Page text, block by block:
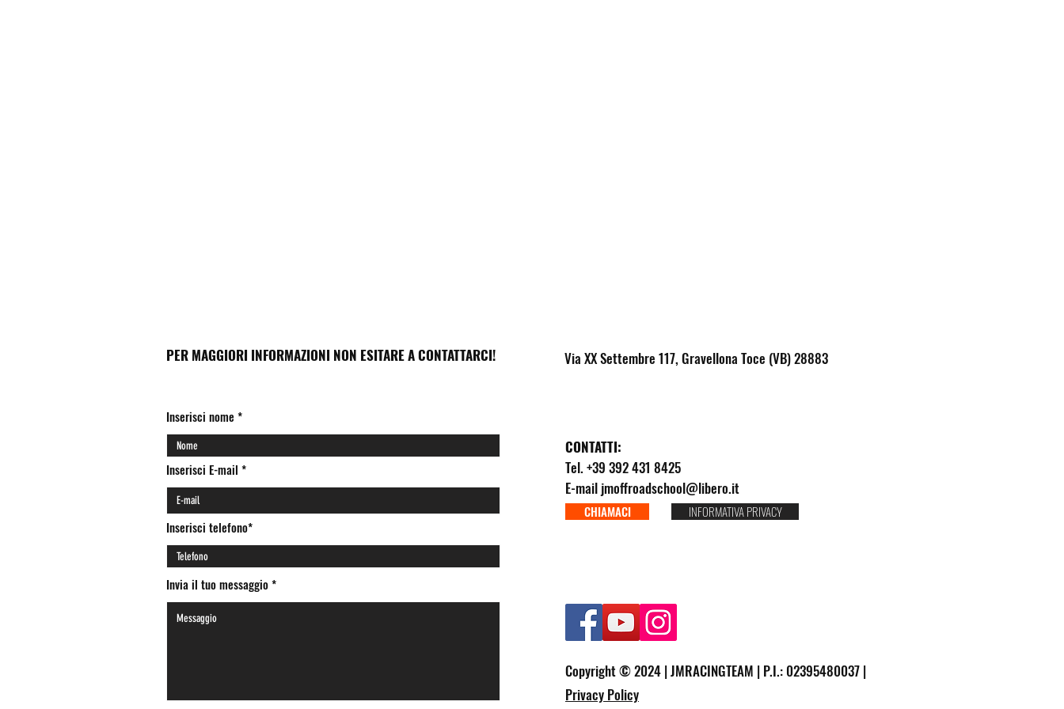
PER MAGGIORI INFORMAZIONI NON ESITARE A CONTATTARCI!
Inserisci nome
Inserisci E-mail
Inserisci telefono*
Invia il tuo messaggio
Via XX Settembre 117, Gravellona Toce (VB) 28883
CONTATTI:
Tel. +39 392 431 8425
E-mail jmoffroadschool@libero.it
CHIAMACI INFORMATIVA PRIVACY
Copyright © 2024 | JMRACINGTEAM | P.I.: 02395480037 |
Privacy Policy